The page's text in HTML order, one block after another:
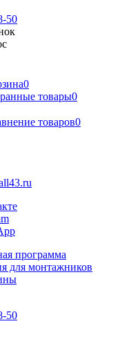
50
0
товары0
товаров0
программа
для монтажников
50